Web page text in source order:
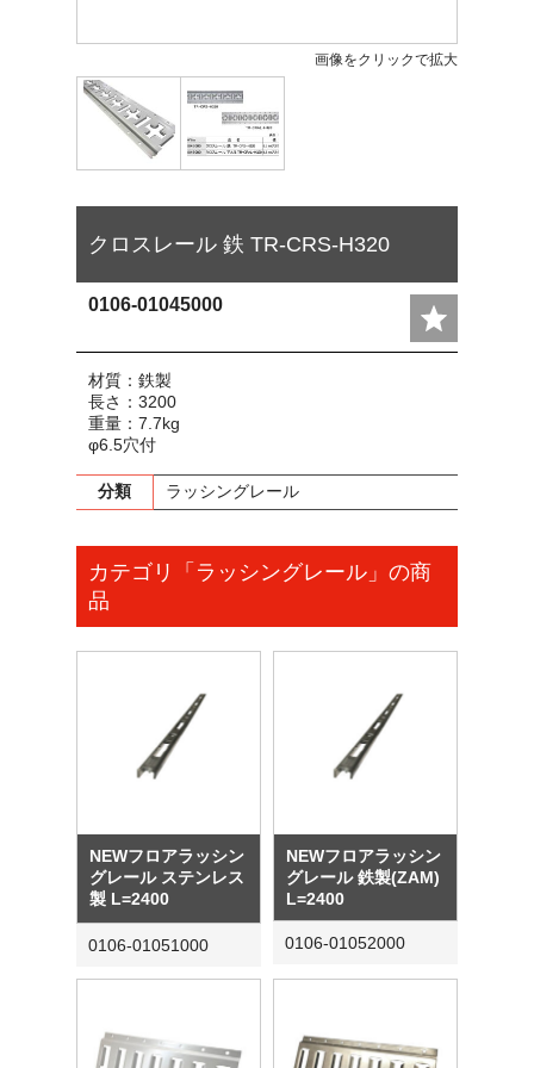
画像をクリックで拡大
クロスレール 鉄 TR-CRS-H320
0106-01045000
材質：鉄製
長さ：3200
重量：7.7kg
φ6.5穴付
分類 ラッシングレール
カテゴリ「ラッシングレール」の商
品
NEWフロアラッシン
グレール ステンレス
製 L=2400
0106-01051000
NEWフロアラッシン
グレール 鉄製(ZAM)
L=2400
0106-01052000